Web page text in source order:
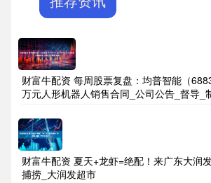
财富牛配资 每周股票复盘：均普智能（
万元人形机器人销售合同_公司公告_督导_
财富牛配资 夏天+龙虾=绝配！来广东大润发
捕捞_大润发超市